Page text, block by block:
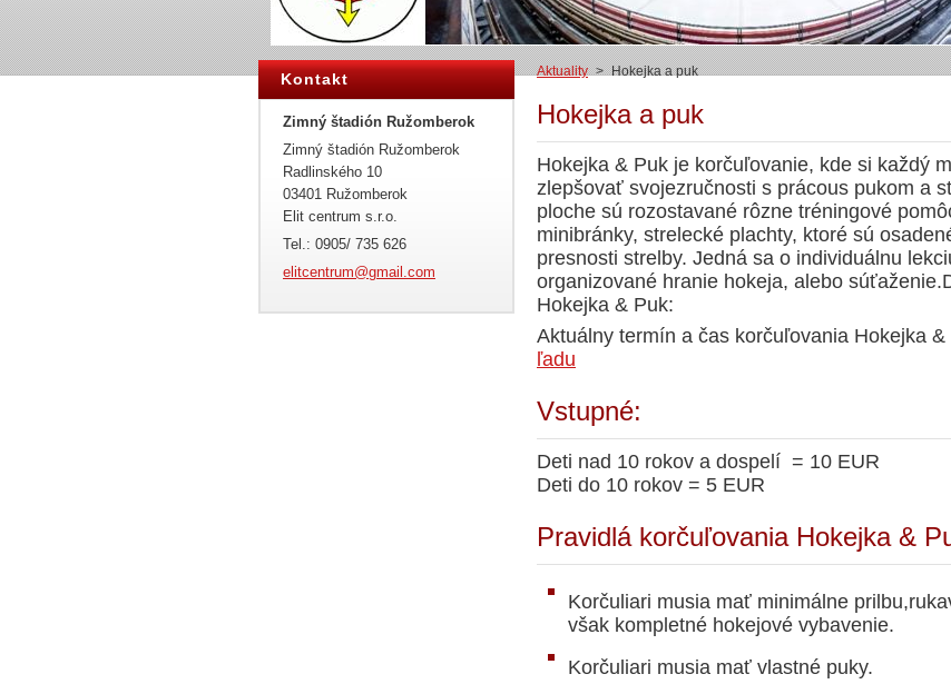
Aktuality > Hokejka a puk
Hokejka a puk
Hokejka & Puk je korčuľovanie, kde si každý
zlepšovať svojezručnosti s prácous pukom a
ploche sú rozostavané rôzne tréningové
minibránky, strelecké plachty, ktoré sú
presnosti strelby. Jedná sa o individuálnu
organizované hranie hokeja, alebo
Hokejka & Puk:
Aktuálny termín a čas korčuľovania Hokejka
ľadu
Vstupné:
Deti nad 10 rokov a dospelí = 10 EUR
Deti do 10 rokov = 5 EUR
Pravidlá korčuľovania Hokejka &
Korčuliari musia mať minimálne
však kompletné hokejové vybavenie.
Korčuliari musia mať vlastné puky.
Kontakt
Zimný štadión Ružomberok
Zimný štadión Ružomberok
Radlinského 10
03401 Ružomberok
Elit centrum s.r.o.
Tel.: 0905/ 735 626
elitcentrum@gmai l.com